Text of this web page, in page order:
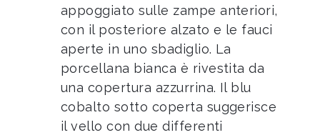
appoggiato sulle zampe anteriori,
con il posteriore alzato e le fauci
aperte in uno sbadiglio. La
porcellana bianca è rivestita da
una copertura azzurrina. Il blu
cobalto sotto coperta suggerisce
il vello con due differenti